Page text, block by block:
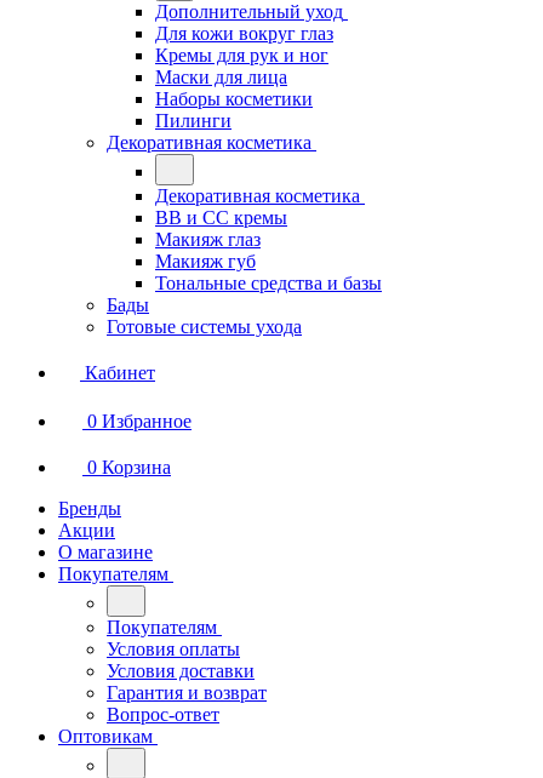
Дополнительный уход
Для кожи вокруг глаз
Кремы для рук и ног
Маски для лица
Наборы косметики
Пилинги
Декоративная косметика
Декоративная косметика
BB и СС кремы
Макияж глаз
Макияж губ
Тональные средства и базы
Бады
Готовые системы ухода
Кабинет
0 Избранное
0 Корзина
Бренды
Акции
О магазине
Покупателям
Покупателям
Условия оплаты
Условия доставки
Гарантия и возврат
Вопрос-ответ
Оптовикам